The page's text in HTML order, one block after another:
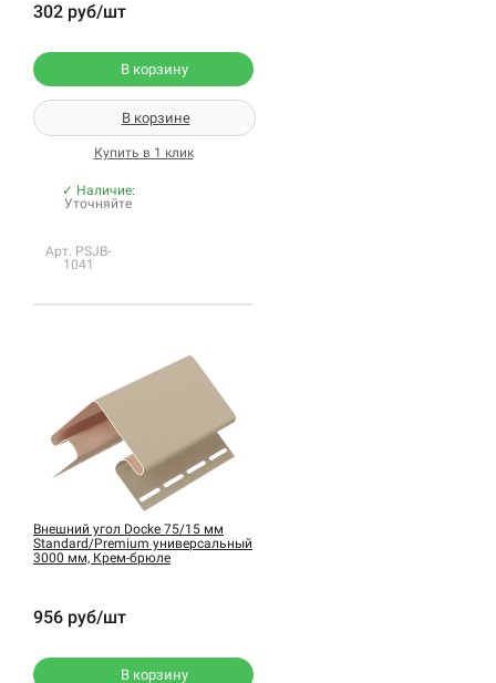
302 руб/шт
В корзину
В корзине
Купить в 1 клик
✓ Наличие:
Уточняйте
Арт. PSJB-
1041
Внешний угол Docke 75/15 мм
Standard/Premium универсальный
3000 мм, Крем-брюле
956 руб/шт
В корзину